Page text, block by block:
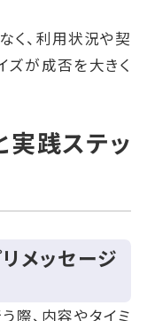
く、利用状況や契
ズが成否を大きく
実践ステッ
メッセージ
際、内容やタイミ